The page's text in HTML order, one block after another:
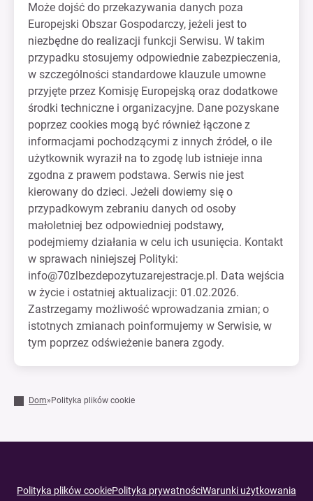
Może dojść do przekazywania danych poza
Europejski Obszar Gospodarczy, jeżeli jest to
niezbędne do realizacji funkcji Serwisu. W takim
przypadku stosujemy odpowiednie zabezpieczenia,
w szczególności standardowe klauzule umowne
przyjęte przez Komisję Europejską oraz dodatkowe
środki techniczne i organizacyjne. Dane pozyskane
poprzez cookies mogą być również łączone z
informacjami pochodzącymi z innych źródeł, o ile
użytkownik wyraził na to zgodę lub istnieje inna
zgodna z prawem podstawa. Serwis nie jest
kierowany do dzieci. Jeżeli dowiemy się o
przypadkowym zebraniu danych od osoby
małoletniej bez odpowiedniej podstawy,
podejmiemy działania w celu ich usunięcia. Kontakt
w sprawach niniejszej Polityki:
info@70zlbezdepozytuzarejestracje.pl. Data wejścia
w życie i ostatniej aktualizacji: 01.02.2026.
Zastrzegamy możliwość wprowadzania zmian; o
istotnych zmianach poinformujemy w Serwisie, w
tym poprzez odświeżenie banera zgody.
Dom» Polityka plików cookie
Polityka plików cookiePolityka prywatnościWarunki użytkowania